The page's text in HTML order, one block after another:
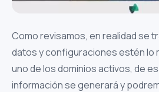
Como revisamos, en realidad se
datos y configuraciones estén lo
uno de los dominios activos, de
información se generará y